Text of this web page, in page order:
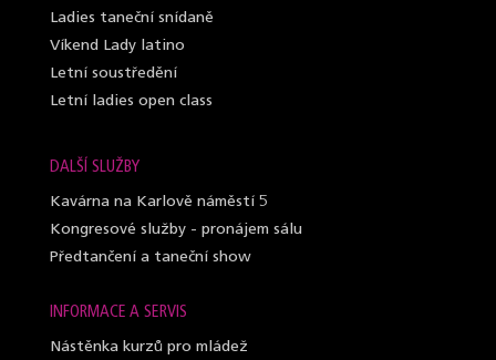
Ladies taneční snídaně
Víkend Lady latino
Letní soustředění
Letní ladies open class
DALŠÍ SLUŽBY
Kavárna na Karlově náměstí 5
Kongresové služby - pronájem sálu
Předtančení a taneční show
INFORMACE A SERVIS
Nástěnka kurzů pro mládež